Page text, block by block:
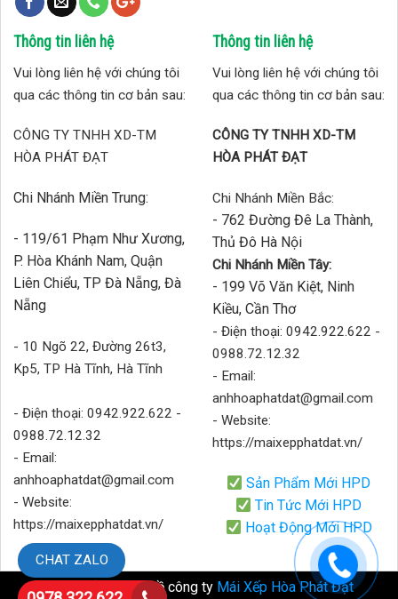
Thông tin liên hệ
Vui lòng liên hệ với chúng tôi
qua các thông tin cơ bản sau:
CÔNG TY TNHH XD-TM
HÒA PHÁT ĐẠT
Chi Nhánh Miền Trung:
- 119/61 Phạm Như Xương,
P. Hòa Khánh Nam, Quận
Liên Chiểu, TP Đà Nẵng, Đà
Nẵng
- 10 Ngõ 22, Đường 26t3,
Kp5, TP Hà Tĩnh, Hà Tĩnh
- Điện thoại: 0942.922.622 -
0988.72.12.32
- Email:
anhhoaphatdat@gmail.com
- Website:
https://maixepphatdat.vn/
Thông tin liên hệ
Vui lòng liên hệ với chúng tôi
qua các thông tin cơ bản sau:
CÔNG TY TNHH XD-TM
HÒA PHÁT ĐẠT
Chi Nhánh Miền Bắc:
- 762 Đường Đê La Thành,
Thủ Đô Hà Nội
Chi Nhánh Miền Tây:
- 199 Võ Văn Kiệt, Ninh
Kiều, Cần Thơ
- Điện thoại: 0942.922.622 -
0988.72.12.32
- Email:
anhhoaphatdat@gmail.com
- Website:
https://maixepphatdat.vn/
Sản Phẩm Mới HPD
Tin Tức Mới HPD
Hoạt Động Mới HPD
Bản quyền thuộc về công ty Mái Xếp Hòa Phát Đạt
CHAT ZALO